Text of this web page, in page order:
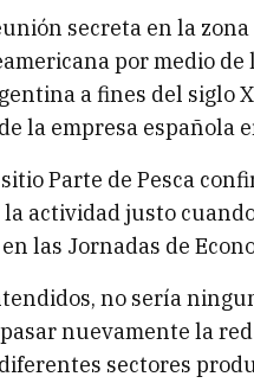
secreta en la
por medio
a fines del siglo
la empresa española
Parte de Pesca
actividad justo
las Jornadas de
no sería
nuevamente la
sectores